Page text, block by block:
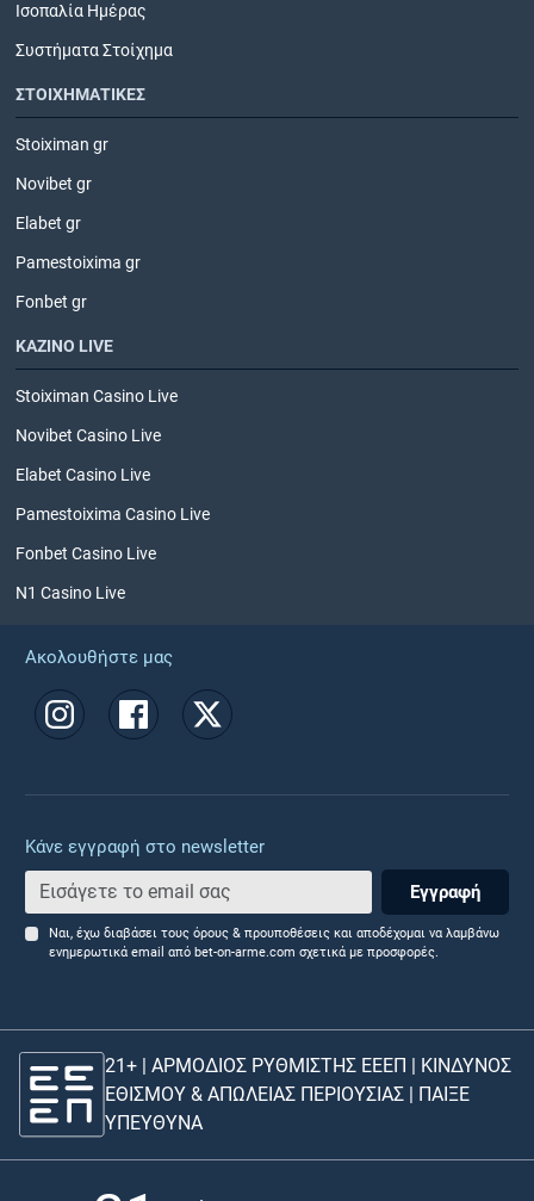
Ισοπαλία Ημέρας
Συστήματα Στοίχημα
ΣΤΟΙΧΗΜΑΤΙΚΕΣ
Stoiximan gr
Novibet gr
Elabet gr
Pamestoixima gr
Fonbet gr
ΚΑΖΙΝΟ LIVE
Stoiximan Casino Live
Novibet Casino Live
Elabet Casino Live
Pamestoixima Casino Live
Fonbet Casino Live
N1 Casino Live
Ακολουθήστε μας
Κάνε εγγραφή στο newsletter
Εγγραφή
Ναι, έχω διαβάσει τους όρους & προυποθέσεις και αποδέχομαι να λαμβάνω
ενημερωτικά email από bet-on-arme.com σχετικά με προσφορές.
21+ | ΑΡΜΟΔΙΟΣ ΡΥΘΜΙΣΤΗΣ ΕΕΕΠ | ΚΙΝΔΥΝΟΣ
ΕΘΙΣΜΟΥ & ΑΠΩΛΕΙΑΣ ΠΕΡΙΟΥΣΙΑΣ | ΠΑΙΞΕ
ΥΠΕΥΘΥΝΑ